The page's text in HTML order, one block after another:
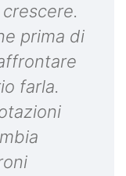
prima di
farla.